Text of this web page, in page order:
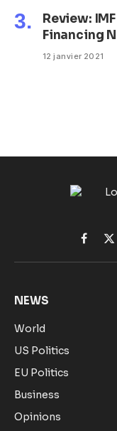
Review:
Financing
12 janvier 2021
X
NEWS
World
US Politics
EU Politics
Business
Opinions